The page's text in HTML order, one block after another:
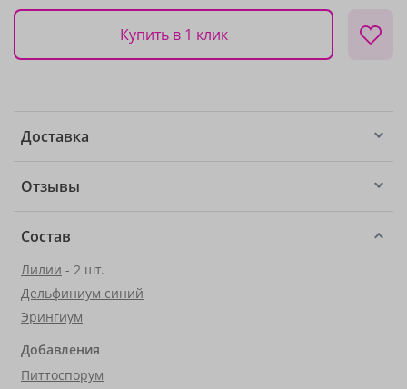
Купить в 1 клик
Доставка
Отзывы
Состав
Лилии - 2 шт.
Дельфиниум синий
Эрингиум
Добавления
Питтоспорум